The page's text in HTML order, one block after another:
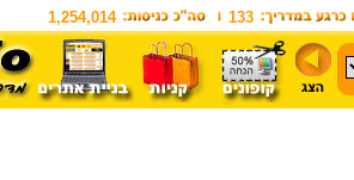
1,254,014 133